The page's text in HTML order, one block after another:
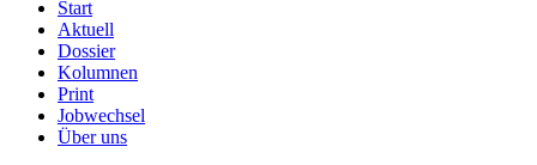
Start
Aktuell
Dossier
Kolumnen
Print
Jobwechsel
Über uns